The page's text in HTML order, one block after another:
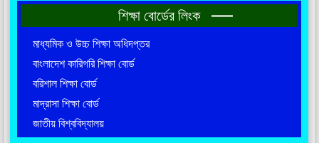
শিক্ষা বোর্ডের লিংক
মাধ্যমিক ও উচ্চ শিক্ষা অধিদপ্তর
বাংলাদেশ কারিগরি শিক্ষা বোর্ড
বরিশাল শিক্ষা বোর্ড
মাদ্রাসা শিক্ষা বোর্ড
জাতীয় বিশ্ববিদ্যালয়